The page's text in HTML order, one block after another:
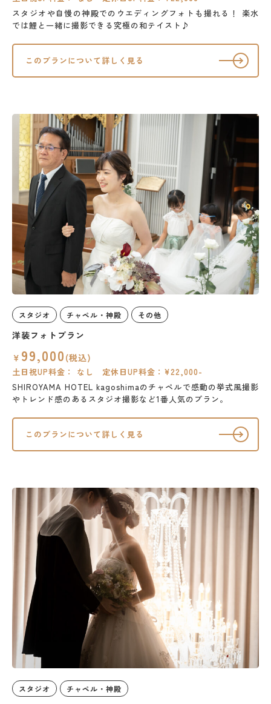
スタジオや自慢の神殿でのウエディングフォトも撮れる！
楽水
では鯉と一緒に撮影できる究極の和テイスト♪
このプランについて詳しく見る
スタジオ チャペル・神殿 その他
洋装フォトプラン
￥ 99,000 (税込)
土日祝UP料金： なし 定休日UP料金：¥22,000-
SHIROYAMA HOTEL kagoshimaのチャペルで感動の挙式風撮影
やトレンド感のあるスタジオ撮影など1番人気のプラン。
このプランについて詳しく見る
スタジオ チャペル・神殿